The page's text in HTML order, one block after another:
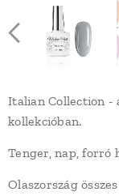
Italian Collection -
kollekcióban.
Tenger, nap, forró
Olaszország